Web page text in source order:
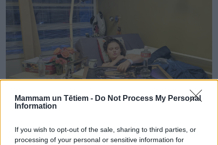
Mammam un Tētiem - Do Not Process My Personal
Information
If you wish to opt-out of the sale, sharing to third parties, or
processing of your personal or sensitive information for